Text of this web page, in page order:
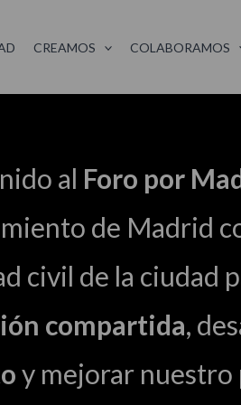
CREAMOS COLABORAMOS
al Foro por
de Madrid
civil de la ciudad
compartida,
y mejorar nuestro